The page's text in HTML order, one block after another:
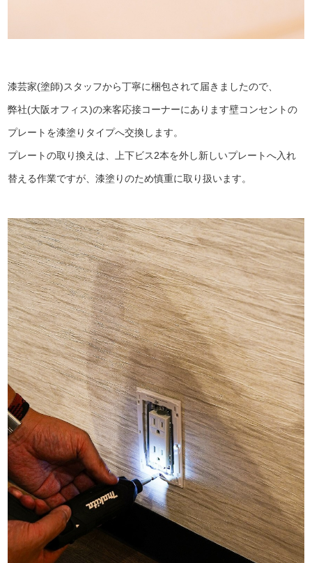
漆芸家(塗師)スタッフから丁寧に梱包されて届きましたので、
弊社(大阪オフィス)の来客応接コーナーにあります壁コンセントの
プレートを漆塗りタイプへ交換します。
プレートの取り換えは、上下ビス2本を外し新しいプレートへ入れ
替える作業ですが、漆塗りのため慎重に取り扱います。